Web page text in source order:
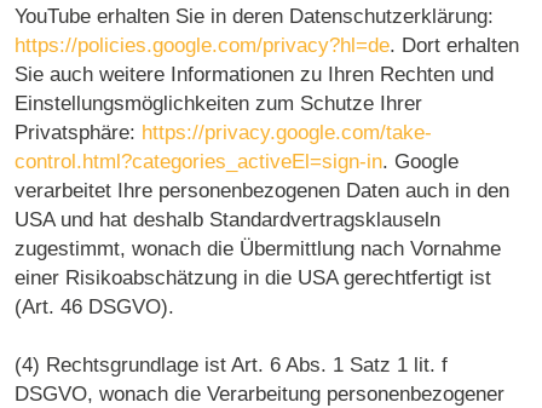
YouTube erhalten Sie in deren Datenschutzerklärung:
https://policies.google.com/privacy?hl=de. Dort erhalten
Sie auch weitere Informationen zu Ihren Rechten und
Einstellungsmöglichkeiten zum Schutze Ihrer
Privatsphäre: https://privacy.google.com/take-
control.html?categories_activeEl=sign-in. Google
verarbeitet Ihre personenbezogenen Daten auch in den
USA und hat deshalb Standardvertragsklauseln
zugestimmt, wonach die Übermittlung nach Vornahme
einer Risikoabschätzung in die USA gerechtfertigt ist
(Art. 46 DSGVO).
(4) Rechtsgrundlage ist Art. 6 Abs. 1 Satz 1 lit. f
DSGVO, wonach die Verarbeitung personenbezogener